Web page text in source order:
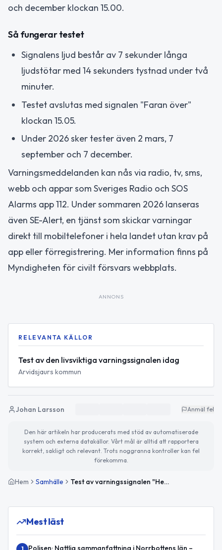
och december klockan 15.00.
Så fungerar testet
Signalens ljud består av 7 sekunder långa
ljudstötar med 14 sekunders tystnad under två
minuter.
Testet avslutas med signalen "Faran över"
klockan 15.05.
Under 2026 sker tester även 2 mars, 7
september och 7 december.
Varningsmeddelanden kan nås via radio, tv, sms,
webb och appar som Sveriges Radio och SOS
Alarms app 112. Under sommaren 2026 lanseras
även SE-Alert, en tjänst som skickar varningar
direkt till mobiltelefoner i hela landet utan krav på
app eller förregistrering. Mer information finns på
Myndigheten för civilt försvars webbplats.
ANNONS
RELEVANTA KÄLLOR
Test av den livsviktiga varningssignalen idag
Arvidsjaurs kommun
Johan Larsson Anmäl fel
Den här artikeln har producerats med stöd av automatiserade
system och externa datakällor. Vårt mål är alltid att rapportera
korrekt, sakligt och relevant. Trots noggranna kontroller kan fel
förekomma.
Hem Samhälle Test av varningssignalen "Hesa Fredrik" i Arvidsjaur den 1 juni
Mest läst
1 Polisen: Nattlig sammanfattning i Norrbottens län –